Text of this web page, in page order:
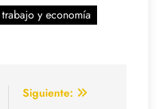
trabajo y economía
Siguiente: